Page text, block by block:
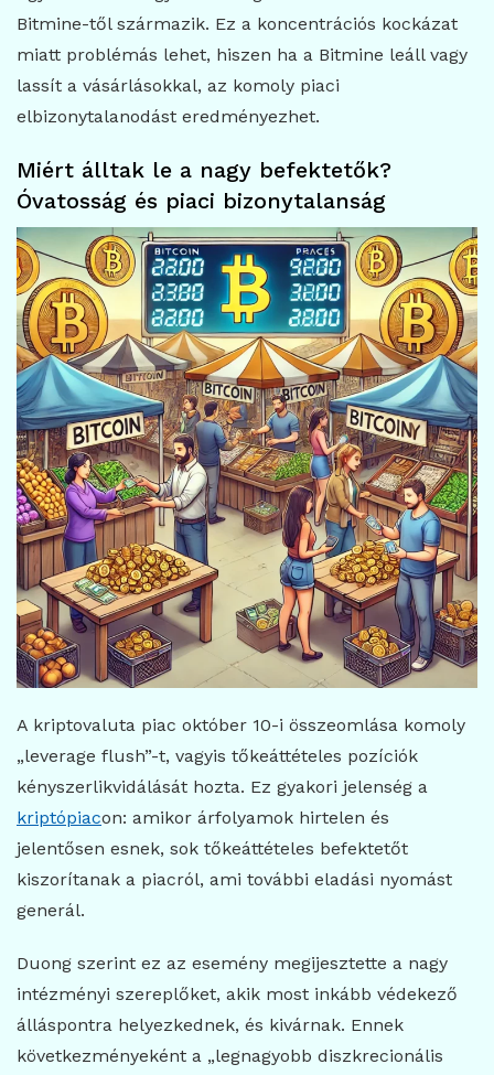
Bitmine-től származik. Ez a koncentrációs kockázat
miatt problémás lehet, hiszen ha a Bitmine leáll vagy
lassít a vásárlásokkal, az komoly piaci
elbizonytalanodást eredményezhet.
Miért álltak le a nagy befektetők?
Óvatosság és piaci bizonytalanság
A kriptovaluta piac október 10-i összeomlása komoly
„leverage flush”-t, vagyis tőkeáttételes pozíciók
kényszerlikvidálását hozta. Ez gyakori jelenség a
kriptópiacon: amikor árfolyamok hirtelen és
jelentősen esnek, sok tőkeáttételes befektetőt
kiszorítanak a piacról, ami további eladási nyomást
generál.
Duong szerint ez az esemény megijesztette a nagy
intézményi szereplőket, akik most inkább védekező
álláspontra helyezkednek, és kivárnak. Ennek
következményeként a „legnagyobb diszkrecionális